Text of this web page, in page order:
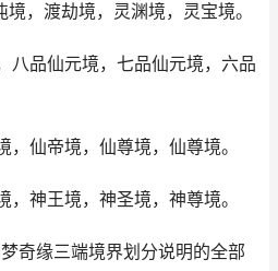
，渡劫境，灵渊境，灵宝境。
八品仙元境，七品仙元境，六品
仙帝境，仙尊境，仙尊境。
神王境，神圣境，神尊境。
奇缘三端境界划分说明的全部